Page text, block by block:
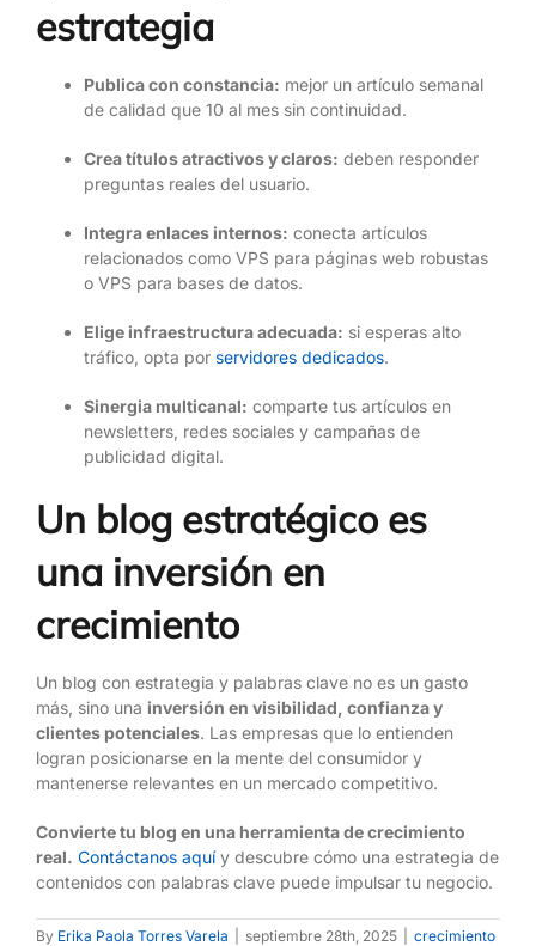
estrategia
Publica con constancia: mejor un artículo semanal
de calidad que 10 al mes sin continuidad.
Crea títulos atractivos y claros: deben responder
preguntas reales del usuario.
Integra enlaces internos: conecta artículos
relacionados como VPS para páginas web robustas
o VPS para bases de datos.
Elige infraestructura adecuada: si esperas alto
tráfico, opta por servidores dedicados.
Sinergia multicanal: comparte tus artículos en
newsletters, redes sociales y campañas de
publicidad digital.
Un blog estratégico es
una inversión en
crecimiento
Un blog con estrategia y palabras clave no es un gasto
más, sino una inversión en visibilidad, confianza y
clientes potenciales. Las empresas que lo entienden
logran posicionarse en la mente del consumidor y
mantenerse relevantes en un mercado competitivo.
Convierte tu blog en una herramienta de crecimiento
real. Contáctanos aquíy descubre cómo una estrategia de
contenidos con palabras clave puede impulsar tu negocio.
By Erika Paola Torres Varela septiembre 28th, 2025
crecimiento